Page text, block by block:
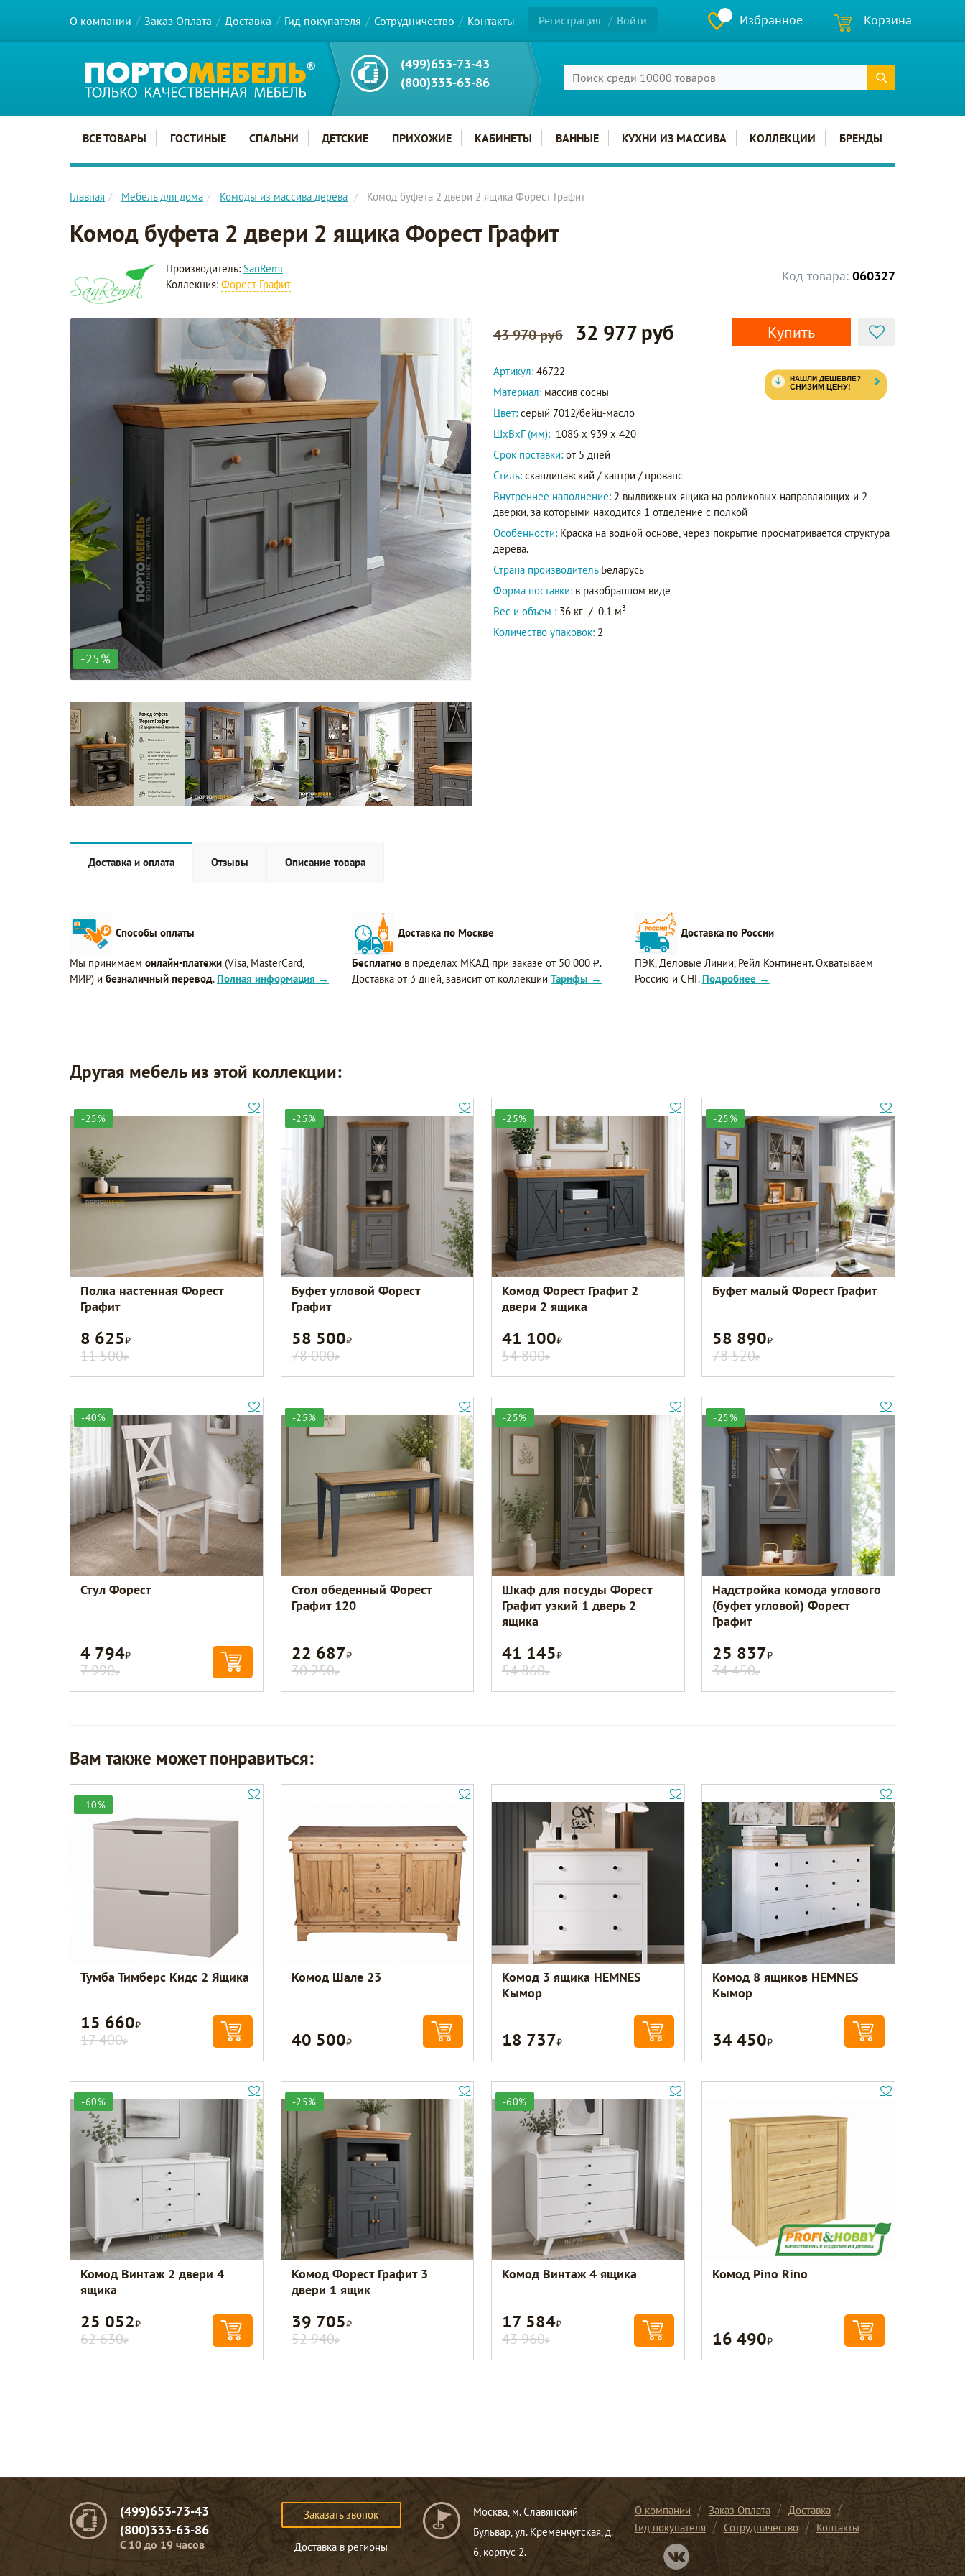
О компании Заказ Оплата Доставка Гид покупателя Сотрудничество Контакты Регистрация Войти Избранное Корзина
(499)653-73-43
(800)333-63-86
Главное меню сайта
ВСЕ ТОВАРЫ ГОСТИНЫЕ СПАЛЬНИ ДЕТСКИЕ ПРИХОЖИЕ КАБИНЕТЫ ВАННЫЕ КУХНИ ИЗ МАССИВА КОЛЛЕКЦИИ БРЕНДЫ
Главная Мебель для дома Комоды из массива дерева Комод буфета 2 двери 2 ящика Форест Графит
Комод буфета 2 двери 2 ящика Форест Графит
Код товара: 060327
Производитель: SanRemi
Коллекция: Форест Графит
-25%
43 970 руб 32 977 руб Купить
Артикул: 46722
Материал: массив сосны
Цвет: серый 7012/бейц-масло
ШxВxГ (мм): 1086 x 939 x 420
Срок поставки: от 5 дней
Стиль: скандинавский / кантри / прованс
Внутреннее наполнение: 2 выдвижных ящика на роликовых направляющих и 2
дверки, за которыми находится 1 отделение с полкой
Особенности: Краска на водной основе, через покрытие просматривается структура
дерева.
Страна производитель Беларусь
Форма поставки: в разобранном виде
Вес и объем : 36 кг / 0.1 м3
Количество упаковок: 2
Доставка и оплата Отзывы Описание товара
Способы оплаты
Мы принимаем онлайн-платежи (Visa, MasterCard,
МИР) и безналичный перевод. Полная информация →
Доставка по Москве
Бесплатно в пределах МКАД при заказе от 50 000 ₽.
Доставка от 3 дней, зависит от коллекцииТарифы →
Доставка по России
ПЭК, Деловые Линии, Рейл Континент. Охватываем
Россию и СНГ. Подробнее →
Другая мебель из этой коллекции:
-25%
Полка настенная Форест
Графит
8 625Р
11 500Р
-25%
Буфет угловой Форест
Графит
58 500Р
78 000Р
-25%
Комод Форест Графит 2
двери 2 ящика
41 100Р
54 800Р
-25%
Буфет малый Форест Графит
58 890Р
78 520Р
-40%
Стул Форест
4 794Р
7 990Р
-25%
Стол обеденный Форест
Графит 120
22 687Р
30 250Р
-25%
Шкаф для посуды Форест
Графит узкий 1 дверь 2
ящика
41 145Р
54 860Р
-25%
Надстройка комода углового
(буфет угловой) Форест
Графит
25 837Р
34 450Р
Вам также может понравиться:
-10%
Тумба Тимберс Кидс 2 Ящика
15 660Р
17 400Р
Комод Шале 23
40 500Р
Комод 3 ящика HEMNES
Кымор
18 737Р
Комод 8 ящиков HEMNES
Кымор
34 450Р
-60%
Комод Винтаж 2 двери 4
ящика
25 052Р
62 630Р
-25%
Комод Форест Графит 3
двери 1 ящик
39 705Р
52 940Р
-60%
Комод Винтаж 4 ящика
17 584Р
43 960Р
Комод Pino Rino
16 490Р
(499)653-73-43
(800)333-63-86
C 10 до 19 часов
Заказать звонок
Доставка в регионы
Москва, м. Славянский
Бульвар, ул. Кременчугская, д.
6, корпус 2.
О компании Заказ Оплата
Доставка
Гид покупателя
Сотрудничество
Контакты
Перейти в нашу группу Вконтакте